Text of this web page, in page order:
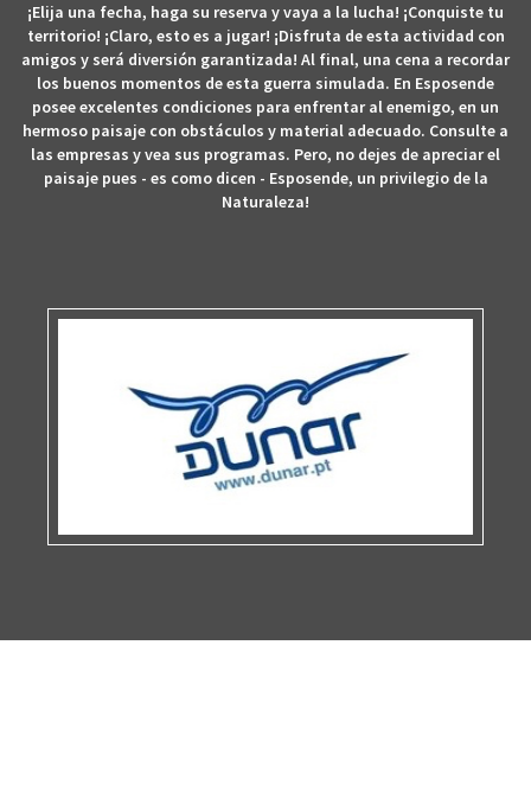
¡Elija una fecha, haga su reserva y vaya a la lucha! ¡Conquiste tu
territorio! ¡Claro, esto es a jugar! ¡Disfruta de esta actividad con
amigos y será diversión garantizada! Al final, una cena a recordar
los buenos momentos de esta guerra simulada. En Esposende
posee excelentes condiciones para enfrentar al enemigo, en un
hermoso paisaje con obstáculos y material adecuado. Consulte a
las empresas y vea sus programas. Pero, no dejes de apreciar el
paisaje pues - es como dicen - Esposende, un privilegio de la
Naturaleza!